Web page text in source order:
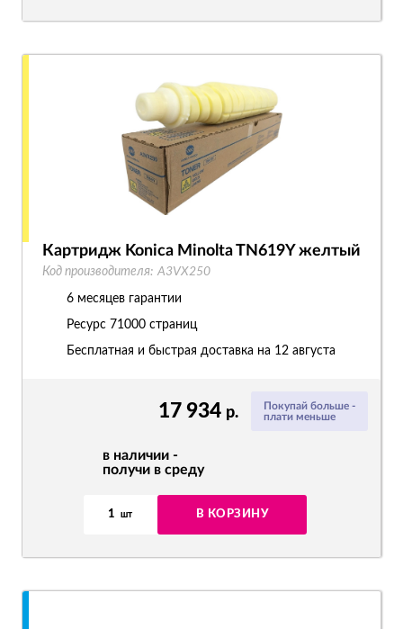
Покупай больше -
плати меньше
17 934 р.
в наличии -
получи в среду
1 шт В КОРЗИНУ
Картридж Konica Minolta TN619Y желтый
Код производителя: A3VX250
6 месяцев гарантии
Ресурс 71000 страниц
Бесплатная и быстрая доставка на 12 августа